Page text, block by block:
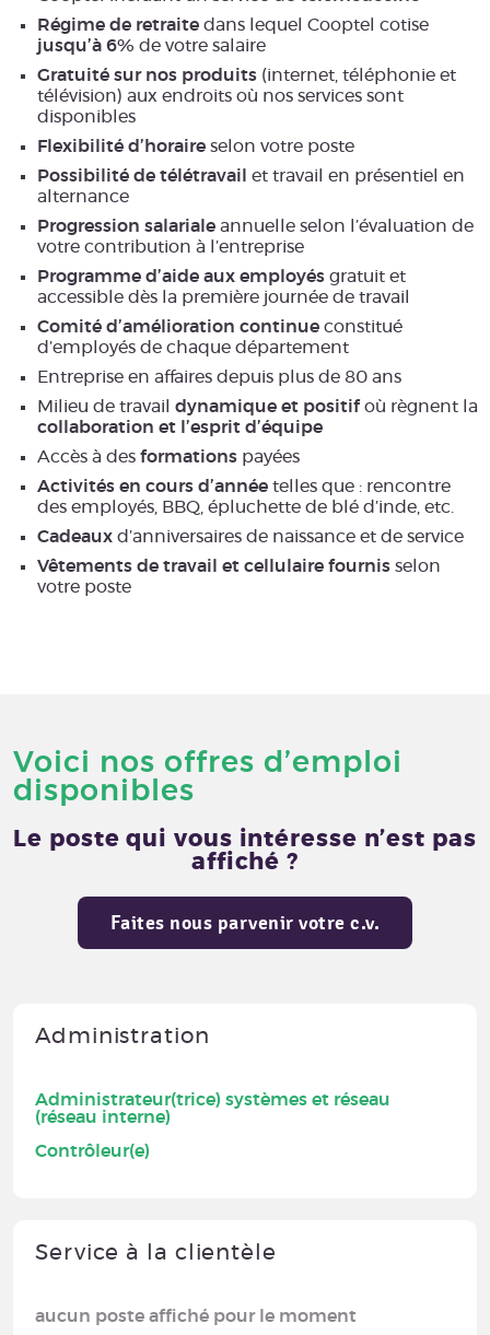
Régime de retraite dans lequel Cooptel cotise
jusqu’à 6% de votre salaire
Gratuité sur nos produits (internet, téléphonie et
télévision) aux endroits où nos services sont
disponibles
Flexibilité d’horaire selon votre poste
Possibilité de télétravail
et travail en présentiel en
alternance
Progression salariale annuelle selon l’évaluation de
votre contribution à l’entreprise
Programme d’aide aux employés gratuit et
accessible dès la première journée de travail
Comité d’amélioration continue constitué
d’employés de chaque département
Entreprise en affaires depuis plus de 80 ans
Milieu de travaildynamique et positif où règnent la
collaboration et l’esprit d’équipe
Accès à desformations payées
Activités en cours d’année telles que : rencontre
des employés, BBQ, épluchette de blé d’inde, etc.
Cadeaux d’anniversaires de naissance et de service
Vêtements de travail et cellulaire fournis selon
votre poste
Voici nos offres d’emploi
disponibles
Le poste qui vous intéresse n’est pas
affiché ?
Faites nous parvenir votre c.v.
Administration
Administrateur(trice) systèmes et réseau
(réseau interne)
Contrôleur(e)
Service à la clientèle
aucun poste affiché pour le moment